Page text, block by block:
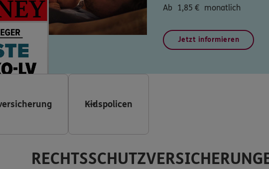
Ab 1,85 € monatlich
Jetzt informieren
Kidspolicen